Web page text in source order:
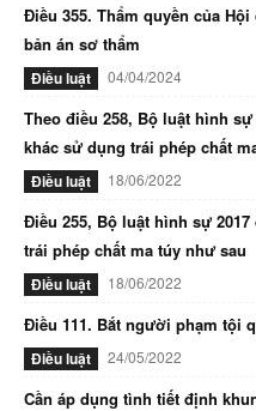
Điều 355. Thẩm quyền của
bản án sơ thẩm
Điều luật 04/04/2024
Theo điều 258, Bộ luật hình
khác sử dụng trái phép chất
Điều luật 18/06/2022
Điều 255, Bộ luật hình sự
trái phép chất ma túy như sau
Điều luật 18/06/2022
Điều 111. Bắt người phạm tội
Điều luật 24/05/2022
Cần áp dụng tình tiết định